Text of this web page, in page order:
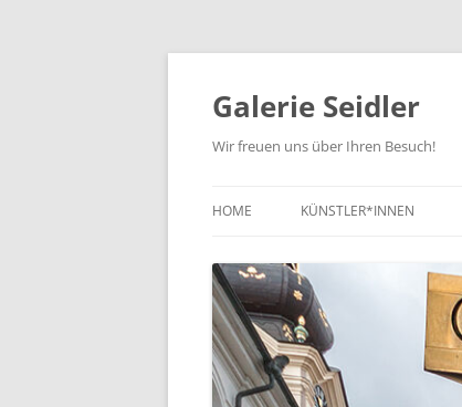
Zum
springen
Galerie Seidler
Wir freuen uns über Ihren Besuch!
HOME KÜNSTLER*INNEN